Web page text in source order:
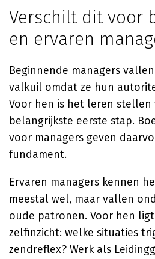
Verschilt dit voor
en ervaren
Beginnende managers
valkuil omdat ze hun
Voor hen is het leren stellen
belangrijkste eerste stap.
voor managers geven
fundament.
Ervaren managers kennen
meestal wel, maar vallen
oude patronen. Voor hen
zelfinzicht: welke situaties
zendreflex? Werk als